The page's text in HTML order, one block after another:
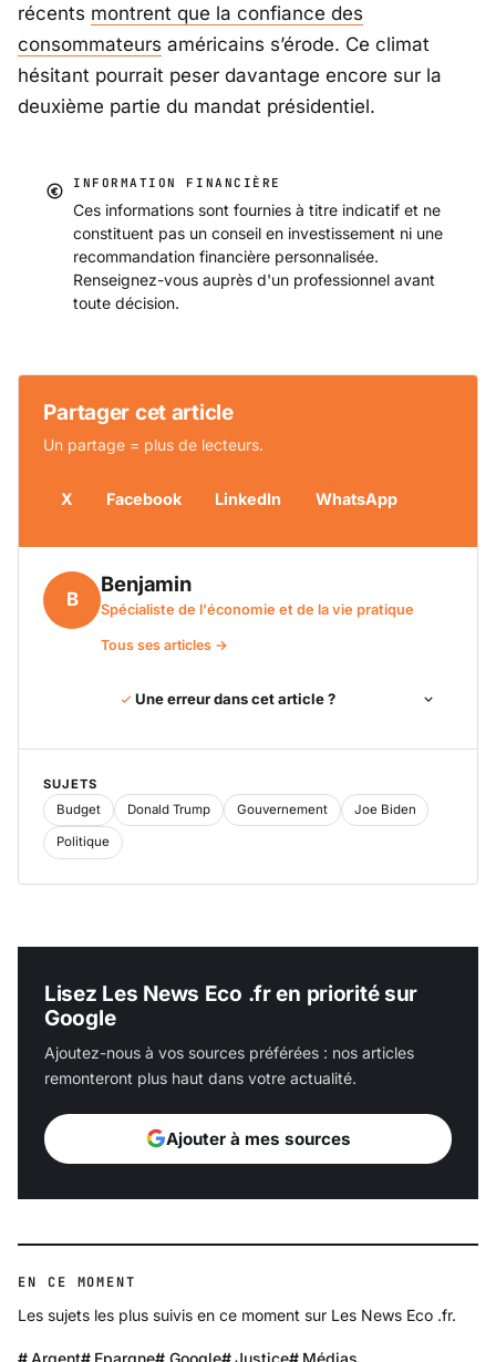
récents montrent que la confiance des
consommateurs américains s’érode. Ce climat
hésitant pourrait peser davantage encore sur la
deuxième partie du mandat présidentiel.
INFORMATION FINANCIÈRE
Ces informations sont fournies à titre indicatif et ne
constituent pas un conseil en investissement ni une
recommandation financière personnalisée.
Renseignez-vous auprès d'un professionnel avant
toute décision.
Partager cet article
Un partage = plus de lecteurs.
X Facebook LinkedIn WhatsApp
B
Benjamin
Spécialiste de l'économie et de la vie pratique
Tous ses articles →
Une erreur dans cet article ?
SUJETS
Budget
Donald Trump Gouvernement Joe Biden
Politique
Lisez Les News Eco .fr en priorité sur
Google
Ajoutez-nous à vos sources préférées : nos articles
remonteront plus haut dans votre actualité.
Ajouter à mes sources
EN CE MOMENT
Les sujets les plus suivis en ce moment sur Les News Eco .fr.
Argent Epargne Google Justice Médias